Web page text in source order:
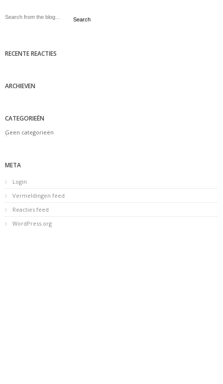
Search
RECENTE REACTIES
ARCHIEVEN
CATEGORIEËN
Geen categorieën
META
Login
Vermeldingen feed
Reacties feed
WordPress.org